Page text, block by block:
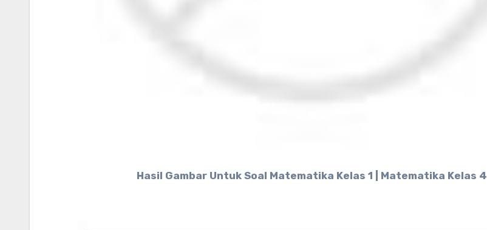
Hasil Gambar Untuk Soal Matematika Kelas 1 | Matematika Kelas 4